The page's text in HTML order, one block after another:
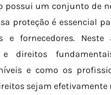
possui um conjunto de
proteção é essencial
e fornecedores.
direitos
e como os
sejam efetivamente